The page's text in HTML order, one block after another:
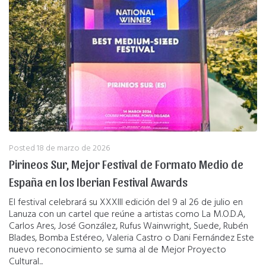
Posted18 de marzo de 2026
Pirineos Sur, Mejor Festival de Formato Medio de
España en los Iberian Festival Awards
El festival celebrará su XXXIII edición del 9 al 26 de julio en
Lanuza con un cartel que reúne a artistas como La M.O.D.A,
Carlos Ares, José González, Rufus Wainwright, Suede, Rubén
Blades, Bomba Estéreo, Valeria Castro o Dani Fernández Este
nuevo reconocimiento se suma al de Mejor Proyecto
Cultural...